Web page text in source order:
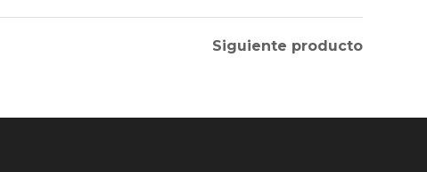
Siguiente producto